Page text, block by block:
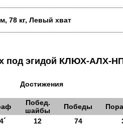
78 кг, Левый хват
под эгидой КЛЮХ-
Достижения
Побед.
шайбы
Победы
12 74